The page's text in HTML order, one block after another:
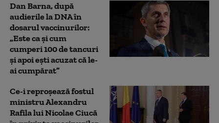
Dan Barna, după
audierile la DNA în
dosarul vaccinurilor:
„Este ca și cum
cumperi 100 de tancuri
și apoi ești acuzat că le-
ai cumpărat”
Ce-i reproșează fostul
ministru Alexandru
Rafila lui Nicolae Ciucă